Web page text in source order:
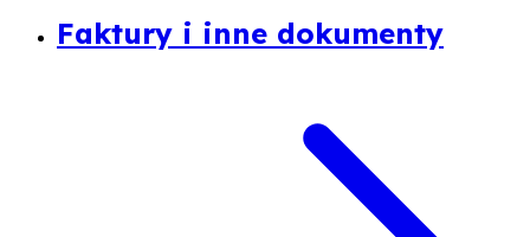
Faktury i inne dokumenty